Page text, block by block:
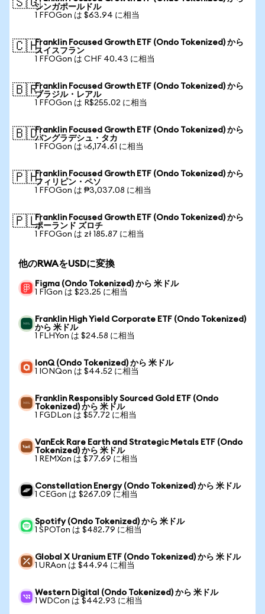
🇸🇬シンガポールドル
1 FFOGon は $63.94 に相当
🇨🇭Franklin Focused Growth ETF (Ondo Tokenized) から
スイスフラン
1 FFOGon は CHF 40.43 に相当
🇧🇷Franklin Focused Growth ETF (Ondo Tokenized) から
ブラジル・レアル
1 FFOGon は R$255.02 に相当
🇧🇩Franklin Focused Growth ETF (Ondo Tokenized) から
バングラデシュ・タカ
1 FFOGon は ৳6,174.61 に相当
🇵🇭Franklin Focused Growth ETF (Ondo Tokenized) から
フィリピン・ペソ
1 FFOGon は ₱3,037.08 に相当
🇵🇱Franklin Focused Growth ETF (Ondo Tokenized) から
ポーランド ズロチ
1 FFOGon は zł 185.87 に相当
他のRWAをUSDに変換
Figma (Ondo Tokenized) から 米ドル
1 FIGon は $23.25 に相当
Franklin High Yield Corporate ETF (Ondo Tokenized)
から 米ドル
1 FLHYon は $24.58 に相当
IonQ (Ondo Tokenized) から 米ドル
1 IONQon は $44.52 に相当
Franklin Responsibly Sourced Gold ETF (Ondo
Tokenized) から 米ドル
1 FGDLon は $57.72 に相当
VanEck Rare Earth and Strategic Metals ETF (Ondo
Tokenized) から 米ドル
1 REMXon は $77.69 に相当
Constellation Energy (Ondo Tokenized) から 米ドル
1 CEGon は $267.09 に相当
Spotify (Ondo Tokenized) から 米ドル
1 SPOTon は $482.79 に相当
Global X Uranium ETF (Ondo Tokenized) から 米ドル
1 URAon は $44.94 に相当
Western Digital (Ondo Tokenized) から 米ドル
1 WDCon は $442.93 に相当